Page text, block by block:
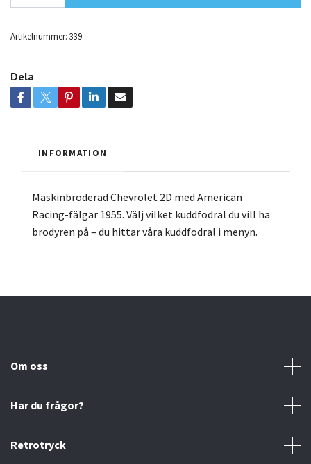
Artikelnummer: 339
Dela
INFORMATION
Maskinbroderad Chevrolet 2D med American
Racing-fälgar 1955. Välj vilket kuddfodral du vill ha
brodyren på – du hittar våra kuddfodral i menyn.
Om oss
Har du frågor?
Retrotryck